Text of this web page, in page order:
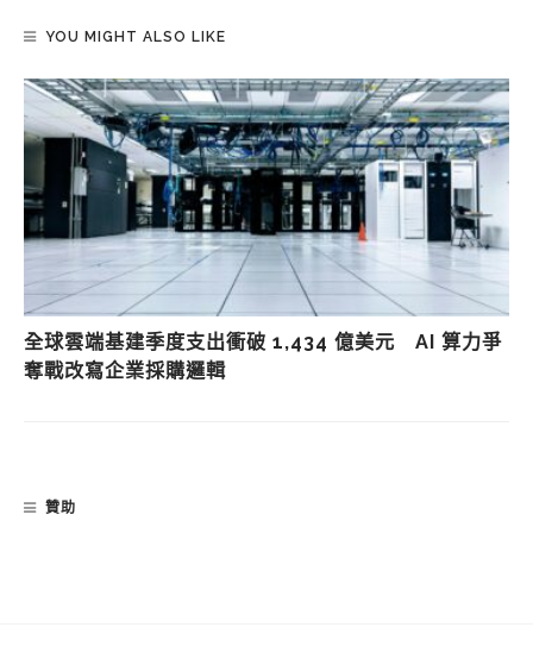
YOU MIGHT ALSO LIKE
全球雲端基建季度支出衝破 1,434 億美元 AI 算力爭
奪戰改寫企業採購邏輯
贊助